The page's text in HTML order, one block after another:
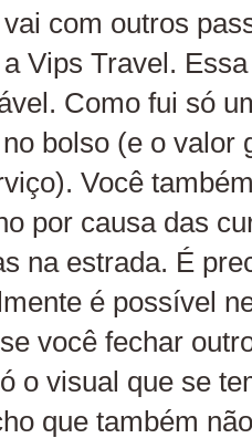
com outros
Vips Travel.
Como fui só
bolso (e o valor
Você
por causa das
na estrada. É
é possível
você fechar
o visual que se
que também